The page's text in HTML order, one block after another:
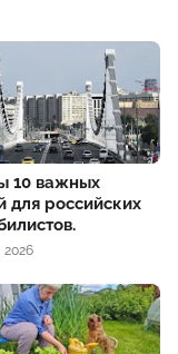
10 важных
для российских
2026